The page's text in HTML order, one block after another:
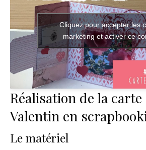
Cliquez pour accepter les
marketing et activer ce
Réalisation de la
Valentin en
Le matériel